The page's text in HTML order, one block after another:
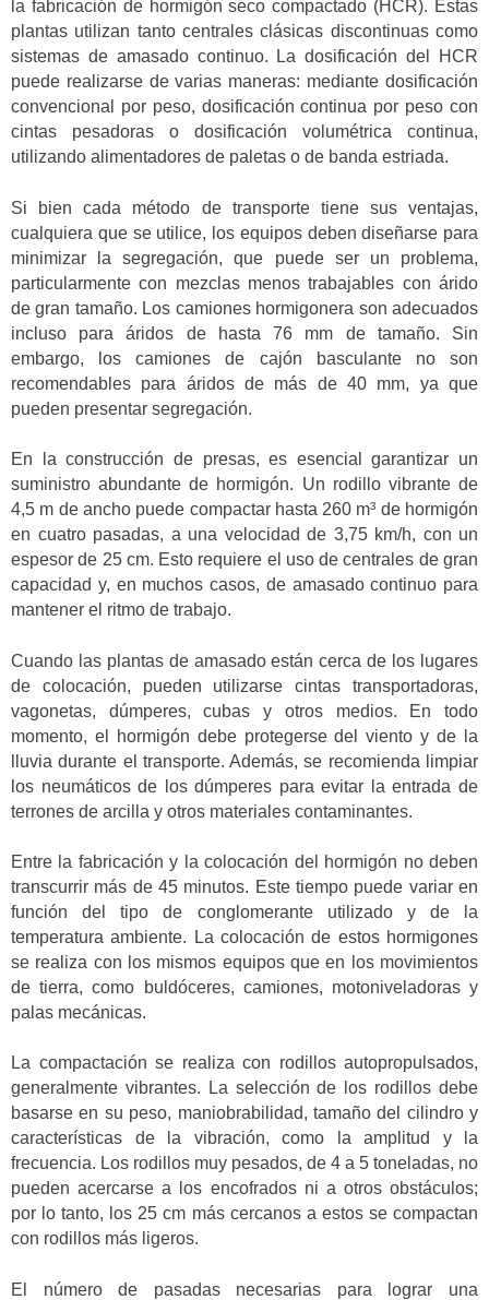
la fabricación de hormigón seco compactado (HCR). Estas
plantas utilizan tanto centrales clásicas discontinuas como
sistemas de amasado continuo. La dosificación del HCR
puede realizarse de varias maneras: mediante dosificación
convencional por peso, dosificación continua por peso con
cintas pesadoras o dosificación volumétrica continua,
utilizando alimentadores de paletas o de banda estriada.
Si bien cada método de transporte tiene sus ventajas,
cualquiera que se utilice, los equipos deben diseñarse para
minimizar la segregación, que puede ser un problema,
particularmente con mezclas menos trabajables con árido
de gran tamaño. Los camiones hormigonera son adecuados
incluso para áridos de hasta 76 mm de tamaño. Sin
embargo, los camiones de cajón basculante no son
recomendables para áridos de más de 40 mm, ya que
pueden presentar segregación.
En la construcción de presas, es esencial garantizar un
suministro abundante de hormigón. Un rodillo vibrante de
4,5 m de ancho puede compactar hasta 260 m³ de hormigón
en cuatro pasadas, a una velocidad de 3,75 km/h, con un
espesor de 25 cm. Esto requiere el uso de centrales de gran
capacidad y, en muchos casos, de amasado continuo para
mantener el ritmo de trabajo.
Cuando las plantas de amasado están cerca de los lugares
de colocación, pueden utilizarse cintas transportadoras,
vagonetas, dúmperes, cubas y otros medios. En todo
momento, el hormigón debe protegerse del viento y de la
lluvia durante el transporte. Además, se recomienda limpiar
los neumáticos de los dúmperes para evitar la entrada de
terrones de arcilla y otros materiales contaminantes.
Entre la fabricación y la colocación del hormigón no deben
transcurrir más de 45 minutos. Este tiempo puede variar en
función del tipo de conglomerante utilizado y de la
temperatura ambiente. La colocación de estos hormigones
se realiza con los mismos equipos que en los movimientos
de tierra, como buldóceres, camiones, motoniveladoras y
palas mecánicas.
La compactación se realiza con rodillos autopropulsados,
generalmente vibrantes. La selección de los rodillos debe
basarse en su peso, maniobrabilidad, tamaño del cilindro y
características de la vibración, como la amplitud y la
frecuencia. Los rodillos muy pesados, de 4 a 5 toneladas, no
pueden acercarse a los encofrados ni a otros obstáculos;
por lo tanto, los 25 cm más cercanos a estos se compactan
con rodillos más ligeros.
El número de pasadas necesarias para lograr una